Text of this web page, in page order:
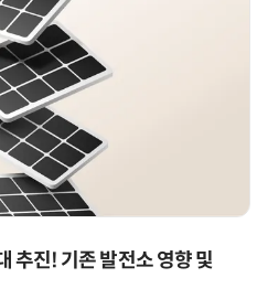
추진! 기존 발전소 영향 및